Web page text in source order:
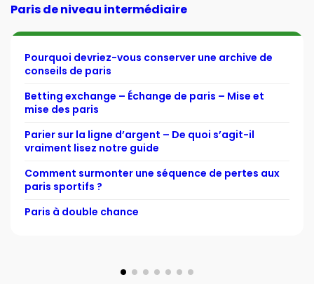
Paris de niveau intermédiaire
Pourquoi devriez-vous conserver une archive de
conseils de paris
Betting exchange – Échange de paris – Mise et
mise des paris
Parier sur la ligne d’argent – De quoi s’agit-il
vraiment lisez notre guide
Comment surmonter une séquence de pertes aux
paris sportifs ?
Paris à double chance